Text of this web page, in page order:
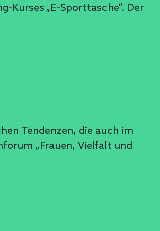
Kurses „E-Sporttasche“. Der
Tendenzen, die auch im
„Frauen, Vielfalt und